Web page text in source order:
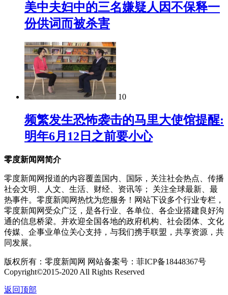
美中夫妇中的三名嫌疑人因不保释一
份供词而被杀害
10
频繁发生恐怖袭击的马里大使馆提醒:
明年6月12日之前要小心
零度新闻网简介
零度新闻网报道的内容覆盖国内、国际，关注社会热点、传播
社会文明、人文、生活、财经、资讯等； 关注全球最新、最
热事件。零度新闻网热忱为您服务！网站下设多个行业专栏，
零度新闻网受众广泛，是各行业、各单位、各企业搭建良好沟
通的信息桥梁。并欢迎全国各地的政府机构、社会团体、文化
传媒、企事业单位关心支持，与我们携手联盟，共享资源，共
同发展。
版权所有：零度新闻网 网站备案号：菲ICP备18448367号
Copyright©2015-2020 All Rights Reserved
返回顶部